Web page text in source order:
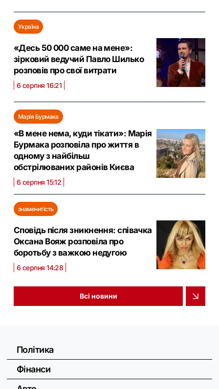
Україна
«Десь 50 000 саме на мене»:
зірковий ведучий Павло Шилько
розповів про свої витрати
6 серпня 16:21
Марія Бурмака
«В мене нема, куди тікати»: Марія
Бурмака розповіла про життя в
одному з найбільш
обстрілюваних районів Києва
6 серпня 15:12
знаменитість
Сповідь після зникнення: співачка
Оксана Вояж розповіла про
боротьбу з важкою недугою
6 серпня 14:28
Всі новини
Політика
Фінанси